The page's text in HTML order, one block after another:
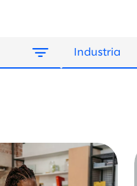
Industria